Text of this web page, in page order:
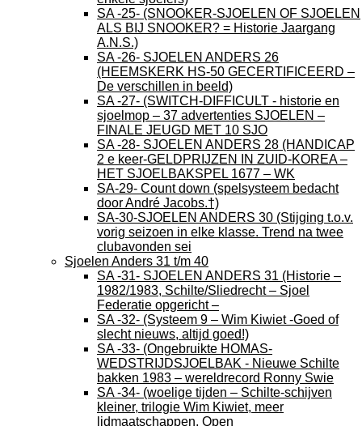
SA -25- (SNOOKER-SJOELEN OF SJOELEN
ALS BIJ SNOOKER? = Historie Jaargang
A.N.S.)
SA -26- SJOELEN ANDERS 26
(HEEMSKERK HS-50 GECERTIFICEERD –
De verschillen in beeld)
SA -27- (SWITCH-DIFFICULT - historie en
sjoelmop – 37 advertenties SJOELEN –
FINALE JEUGD MET 10 SJO
SA -28- SJOELEN ANDERS 28 (HANDICAP
2 e keer-GELDPRIJZEN IN ZUID-KOREA –
HET SJOELBAKSPEL 1677 – WK
SA-29- Count down (spelsysteem bedacht
door André Jacobs.†)
SA-30-SJOELEN ANDERS 30 (Stijging t.o.v.
vorig seizoen in elke klasse. Trend na twee
clubavonden sei
Sjoelen Anders 31 t/m 40
SA -31- SJOELEN ANDERS 31 (Historie –
1982/1983, Schilte/Sliedrecht – Sjoel
Federatie opgericht –
SA -32- (Systeem 9 – Wim Kiwiet -Goed of
slecht nieuws, altijd goed!)
SA -33- (Ongebruikte HOMAS-
WEDSTRIJDSJOELBAK - Nieuwe Schilte
bakken 1983 – wereldrecord Ronny Swie
SA -34- (woelige tijden – Schilte-schijven
kleiner, trilogie Wim Kiwiet, meer
lidmaatschappen, Open